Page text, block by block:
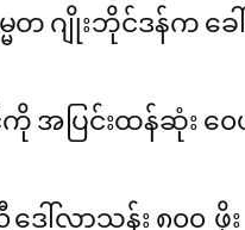
ဂျိုးဘိုင်ဒန်က ခေ
ပြင်းထန်ဆုံး ၀ေ
လာသန်း ၈၀၀ ဖိုး